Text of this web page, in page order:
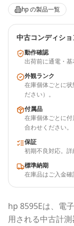
hpの製品一覧
中古コンディシ
動作確認
出荷前に通電・基
外観ランク
在庫個体ごとに
ださい）。
付属品
在庫個体ごとに
合わせください。
保証
初期不良対応。詳
標準納期
在庫品はご入金確
hp 8595Eは、電
用される中古計測